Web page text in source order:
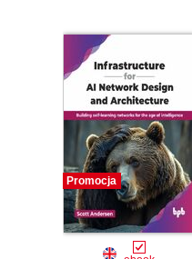
Promocja